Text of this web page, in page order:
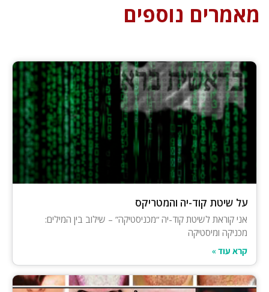
מאמרים נוספים
על שיטת קוד-יה והמטריקס
אני קוראת לשיטת קוד-יה “מכניסטיקה” – שילוב בין המילים:
מכניקה ומיסטיקה
קרא עוד »